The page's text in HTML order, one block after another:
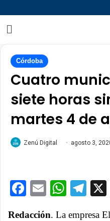
Córdoba
Cuatro
siete horas
martes 4 de
Zenú Digital agosto 3,
Facebook
Email
Redacción. La empresa